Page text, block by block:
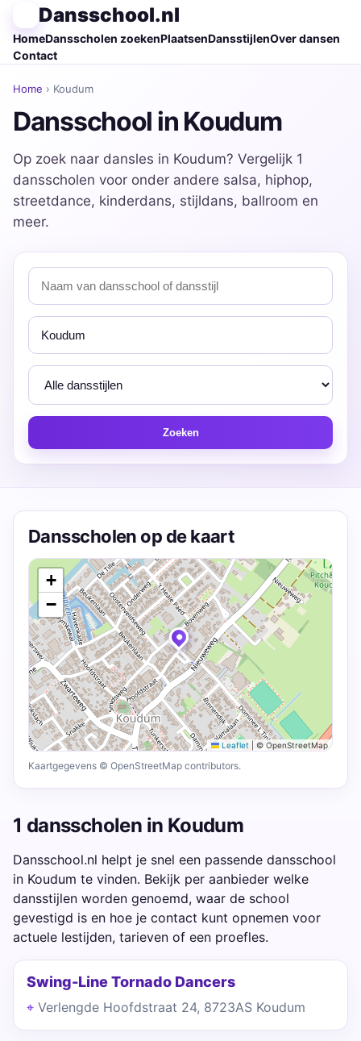
Dansschool.nl
HomeDansscholen zoekenPlaatsenDansstijlenOver dansen
Contact
Home › Koudum
Dansschool in Koudum
Op zoek naar dansles in Koudum? Vergelijk 1
dansscholen voor onder andere salsa, hiphop,
streetdance, kinderdans, stijldans, ballroom en
meer.
Zoeken
Dansscholen op de kaart
+
−
Leaflet © OpenStreetMap
Kaartgegevens © OpenStreetMap contributors.
1 dansscholen in Koudum
Dansschool.nl helpt je snel een passende dansschool
in Koudum te vinden. Bekijk per aanbieder welke
dansstijlen worden genoemd, waar de school
gevestigd is en hoe je contact kunt opnemen voor
actuele lestijden, tarieven of een proefles.
Swing-Line Tornado Dancers
Verlengde Hoofdstraat 24, 8723AS Koudum